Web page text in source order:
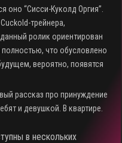
оно “Сисси-Куколд Оргия”.
трейнера,
ролик ориентирован
что обусловлено
вероятно, появятся
рассказ про принуждение
и девушкой. В квартире.
в нескольких